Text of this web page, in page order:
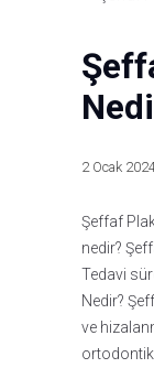
2 Ocak
Şeffaf
nedir?
Tedavi
Nedir?
ve
ortodontik